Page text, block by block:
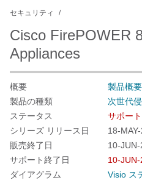
セキュリティ
Cisco FirePOWER
Appliances
概要
製品概要
製品の種類
次世代
ステータス
サポー
シリーズ リリース日
18-
販売終了日
10-JUN-
サポート終了日
10-
ダイアグラム
Visio ス